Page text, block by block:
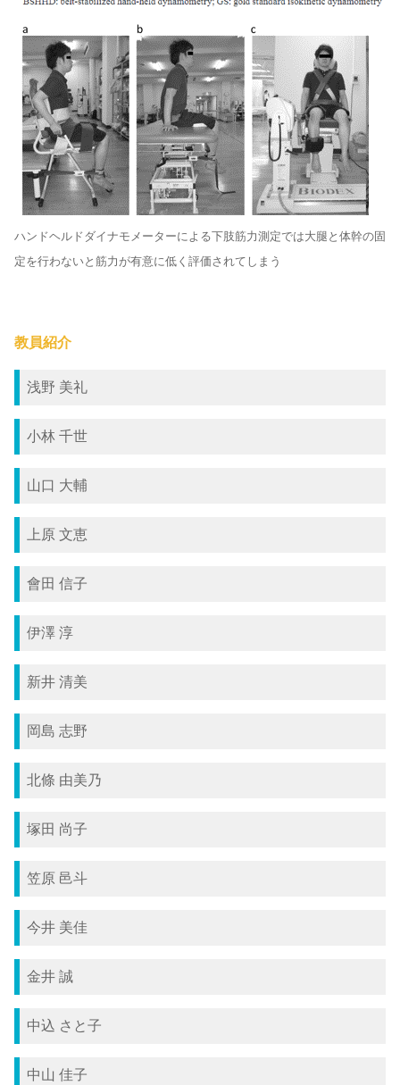
ハンドヘルドダイナモメーターによる下肢筋力測定では大腿と体幹の固
定を行わないと筋力が有意に低く評価されてしまう
教員紹介
浅野 美礼
小林 千世
山口 大輔
上原 文恵
會田 信子
伊澤 淳
新井 清美
岡島 志野
北條 由美乃
塚田 尚子
笠原 邑斗
今井 美佳
金井 誠
中込 さと子
中山 佳子